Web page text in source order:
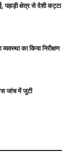
पहाड़ी क्षेत्र से देशी कट्टा
का किया निरीक्षण
जांच में जुटी